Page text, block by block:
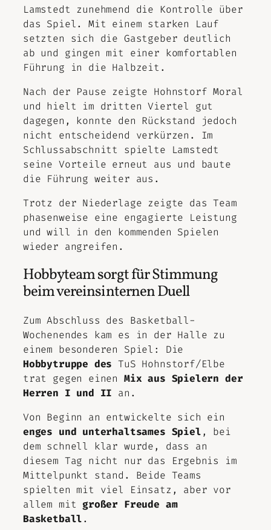
Lamstedt zunehmend die Kontrolle über
das Spiel. Mit einem starken Lauf
setzten sich die Gastgeber deutlich
ab und gingen mit einer komfortablen
Führung in die Halbzeit.
Nach der Pause zeigte Hohnstorf Moral
und hielt im dritten Viertel gut
dagegen, konnte den Rückstand jedoch
nicht entscheidend verkürzen. Im
Schlussabschnitt spielte Lamstedt
seine Vorteile erneut aus und baute
die Führung weiter aus.
Trotz der Niederlage zeigte das Team
phasenweise eine engagierte Leistung
und will in den kommenden Spielen
wieder angreifen.
Hobbyteam sorgt für Stimmung
beim vereinsinternen Duell
Zum Abschluss des Basketball-
Wochenendes kam es in der Halle zu
einem besonderen Spiel: Die
Hobbytruppe des TuS Hohnstorf/Elbe
trat gegen einen Mix aus Spielern der
Herren I und II an.
Von Beginn an entwickelte sich ein
enges und unterhaltsames Spiel, bei
dem schnell klar wurde, dass an
diesem Tag nicht nur das Ergebnis im
Mittelpunkt stand. Beide Teams
spielten mit viel Einsatz, aber vor
allem mit großer Freude am
Basketball.